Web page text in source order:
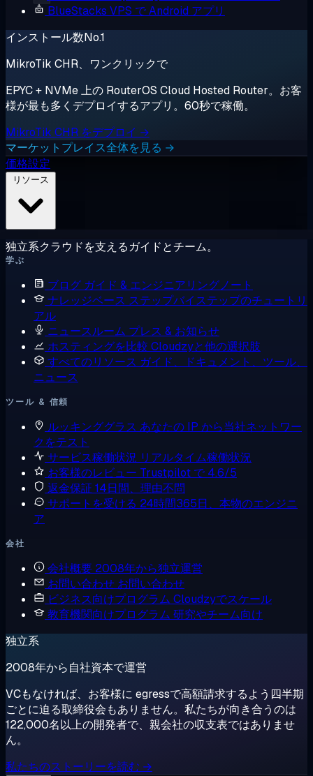
BlueStacks VPS で Android アプリ
インストール数No.1
MikroTik CHR、ワンクリックで
EPYC + NVMe 上の RouterOS Cloud Hosted Router。お客
様が最も多くデプロイするアプリ。60秒で稼働。
MikroTik CHR をデプロイ →
マーケットプレイス全体を見る →
価格設定
独立系クラウドを支えるガイドとチーム。
学ぶ
ブログ ガイド & エンジニアリングノート
ナレッジベース ステップバイステップのチュートリ
アル
ニュースルーム プレス & お知らせ
ホスティングを比較 Cloudzyと他の選択肢
すべてのリソース ガイド、ドキュメント、ツール、
ニュース
ツール & 信頼
ルッキンググラス あなたの IP から当社ネットワー
クをテスト
サービス稼働状況 リアルタイム稼働状況
お客様のレビュー Trustpilot で 4.6/5
返金保証 14日間、理由不問
サポートを受ける 24時間365日、本物のエンジニ
ア
会社
会社概要 2008年から独立運営
お問い合わせ お問い合わせ
ビジネス向けプログラム Cloudzyでスケール
教育機関向けプログラム 研究やチーム向け
独立系
2008年から自社資本で運営
VCもなければ、お客様に egressで高額請求するよう四半期
ごとに迫る取締役会もありません。私たちが向き合うのは
122,000名以上の開発者で、親会社の収支表ではありませ
ん。
私たちのストーリーを読む →